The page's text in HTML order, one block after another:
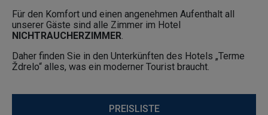
Für den Komfort und einen angenehmen Aufenthalt all
unserer Gäste sind alle Zimmer im Hotel
NICHTRAUCHERZIMMER.
Daher finden Sie in den Unterkünften des Hotels „Terme
Ždrelo“ alles, was ein moderner Tourist braucht.
PREISLISTE